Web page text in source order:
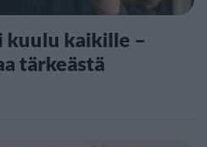
kuulu kaikille –
tärkeästä